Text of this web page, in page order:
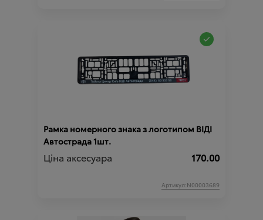
Рамка номерного знака з логотипом ВІДІ
Автострада 1шт.
Ціна аксесуара 170.00
Артикул:N00003689